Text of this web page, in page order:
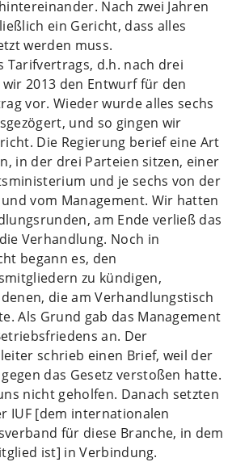
Nach zwei Jahren
ein Gericht, dass alles
werden muss.
Tarifvertrags, d.h. nach drei
wir 2013 den Entwurf für den
vor. Wieder wurde alles sechs
und so gingen wir
Die Regierung berief eine Art
in der drei Parteien sitzen, einer
und je sechs von der
vom Management. Wir hatten
am Ende verließ das
Verhandlung. Noch in
begann es, den
zu kündigen,
die am Verhandlungstisch
Als Grund gab das Management
an. Der
schrieb einen Brief, weil der
das Gesetz verstoßen hatte.
nicht geholfen. Danach setzten
IUF [dem internationalen
für diese Branche, in dem
ist] in Verbindung.